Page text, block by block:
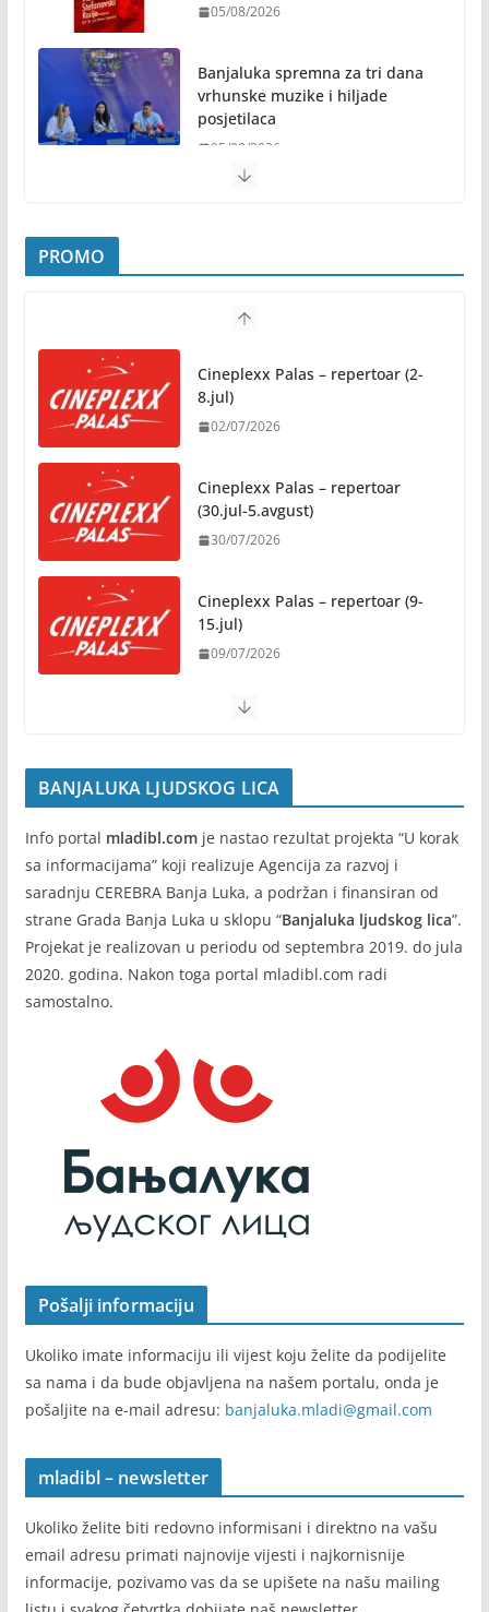
05/08/2026
Banjaluka spremna za tri dana
vrhunske muzike i hiljade
posjetilaca
05/08/2026
04/08/2026
Zašto hiljade ljudi istovremeno osjećaju isto?
Nauka iza festivalske energije
04/08/2026
Besplatni udžbenici za sve
godine
07/08/2026
Tradicija i kreativnost u susret
Kočićevim danima
07/08/2026
PROMO
Cineplexx Palas – repertoar (2-
8.jul)
02/07/2026
Cineplexx Palas – repertoar
(30.jul-5.avgust)
30/07/2026
Cineplexx Palas – repertoar (9-
15.jul)
09/07/2026
BANJALUKA LJUDSKOG LICA
Info portal mladibl.comje nastao rezultat projekta “U korak
sa informacijama” koji realizuje Agencija za razvoj i
saradnju CEREBRA Banja Luka, a podržan i finansiran od
strane Grada Banja Luka u sklopu “Banjaluka ljudskog lica”.
Projekat je realizovan u periodu od septembra 2019. do jula
2020. godina. Nakon toga portal mladibl.com radi
samostalno.
Pošalji informaciju
Ukoliko imate informaciju ili vijest koju želite da podijelite
sa nama i da bude objavljena na našem portalu, onda je
pošaljite na e-mail adresu: banjaluka.mladi@gmail.com
mladibl – newsletter
Ukoliko želite biti redovno informisani i direktno na vašu
email adresu primati najnovije vijesti i najkornisnije
informacije, pozivamo vas da se upišete na našu mailing